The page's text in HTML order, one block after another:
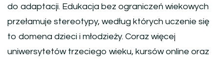
do adaptacji. Edukacja bez ograniczeń wiekowych
przełamuje stereotypy, według których uczenie się
to domena dzieci i młodzieży. Coraz więcej
uniwersytetów trzeciego wieku, kursów online oraz